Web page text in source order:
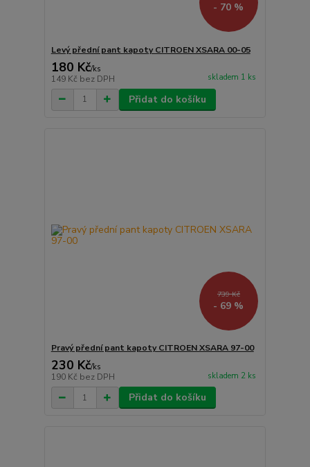
- 70 %
Levý přední pant kapoty CITROEN XSARA 00-05
180 Kč/ks
149 Kč bez DPH skladem 1 ks
Přidat do košíku
739 Kč
- 69 %
Pravý přední pant kapoty CITROEN XSARA 97-00
230 Kč/ks
190 Kč bez DPH skladem 2 ks
Přidat do košíku